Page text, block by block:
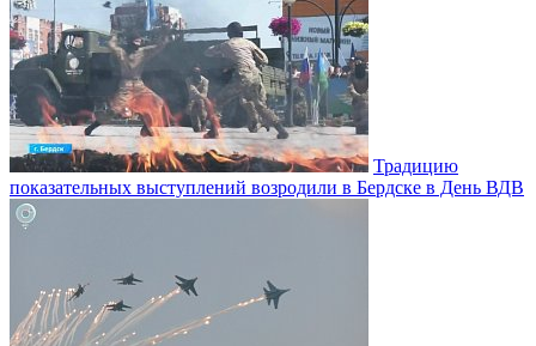
Традицию
показательных выступлений возродили в Бердске в День ВДВ